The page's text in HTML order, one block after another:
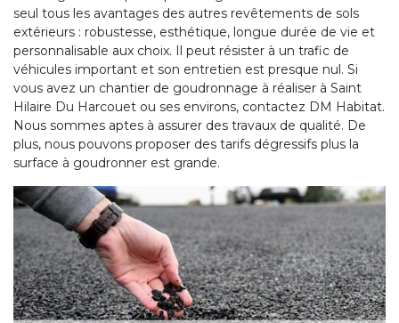
seul tous les avantages des autres revêtements de sols
extérieurs : robustesse, esthétique, longue durée de vie et
personnalisable aux choix. Il peut résister à un trafic de
véhicules important et son entretien est presque nul. Si
vous avez un chantier de goudronnage à réaliser à Saint
Hilaire Du Harcouet ou ses environs, contactez DM Habitat.
Nous sommes aptes à assurer des travaux de qualité. De
plus, nous pouvons proposer des tarifs dégressifs plus la
surface à goudronner est grande.